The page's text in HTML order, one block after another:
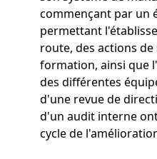
commençant par un
permettant
route, des actions
formation, ainsi que
des différentes
d'une revue de
d'un audit interne
cycle de